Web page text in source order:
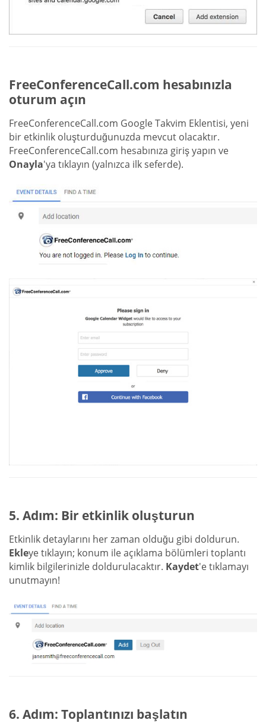
FreeConferenceCall.com hesabınızla
oturum açın
FreeConferenceCall.com Google Takvim Eklentisi, yeni
bir etkinlik oluşturduğunuzda mevcut olacaktır.
FreeConferenceCall.com hesabınıza giriş yapın ve
Onayla'ya tıklayın (yalnızca ilk seferde).
5. Adım: Bir etkinlik oluşturun
Etkinlik detaylarını her zaman olduğu gibi doldurun.
Ekleye tıklayın; konum ile açıklama bölümleri toplantı
kimlik bilgilerinizle doldurulacaktır. Kaydet'e tıklamayı
unutmayın!
6. Adım: Toplantınızı başlatın